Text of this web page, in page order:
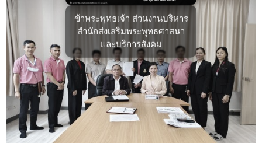
ข้าพระพุทธเจ้า ส่วนงานบริหาร
สำนักส่งเสริมพระพุทธศาสนา
และบริการสังคม